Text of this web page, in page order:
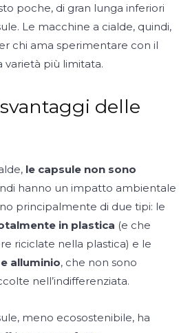
poche, di gran lunga inferiori
Le macchine a cialde, quindi,
chi ama sperimentare con il
varietà più limitata.
delle
le capsule non sono
hanno un impatto ambientale
principalmente di due tipi: le
in plastica (e che
riciclate nella plastica) e le
alluminio, che non sono
nell’indifferenziata.
meno ecosostenibile, ha